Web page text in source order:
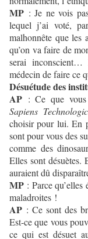
MP : Je ne vois
lequel j’ai voté,
malhonnête que les
qu’on va faire de
serai
médecin de faire ce
Désuétude des
AP : Ce que vous
Sapiens
choisir pour lui. En
sont pour vous des
comme des
Elles sont désuètes.
auraient dû
MP : Parce qu’elles
maladroites !
AP : Ce sont des
Est-ce que vous
ce qui est désuet